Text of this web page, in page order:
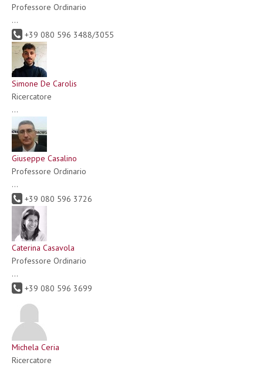
Professore Ordinario
...
+39 080 596 3488/3055
Simone De Carolis
Ricercatore
...
Giuseppe Casalino
Professore Ordinario
...
+39 080 596 3726
Caterina Casavola
Professore Ordinario
...
+39 080 596 3699
Michela Ceria
Ricercatore